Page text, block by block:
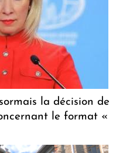
la décision de
le format «